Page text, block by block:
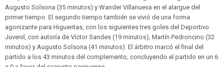
Augusto Solsona (35 minutos) y Wander Villanueva en el alargue del
primer tiempo. El segundo tiempo también se vivió de una forma
agonizante para Higueritas, con los siguientes tres goles del Deportivo
Juvenil, con autoría de Víctor Sandes (19 minutos), Martín Pedroncino (32
minutos) y Augusto Solsona (41 minutos). El árbitro marcó el final del
partido a los 43 minutos del complemento, concluyendo el partido en un 6